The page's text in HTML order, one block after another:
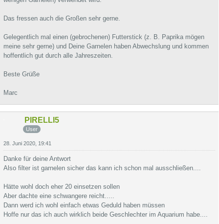
Das fressen auch die Großen sehr gerne.
Gelegentlich mal einen (gebrochenen) Futterstick (z. B. Paprika mögen
meine sehr gerne) und Deine Garnelen haben Abwechslung und kommen
hoffentlich gut durch alle Jahreszeiten.
Beste Grüße
Marc
PIRELLI5
User
28. Juni 2020, 19:41
Danke für deine Antwort
Also filter ist garnelen sicher das kann ich schon mal ausschließen....
Hätte wohl doch eher 20 einsetzen sollen
Aber dachte eine schwangere reicht.....
Dann werd ich wohl einfach etwas Geduld haben müssen
Hoffe nur das ich auch wirklich beide Geschlechter im Aquarium habe....